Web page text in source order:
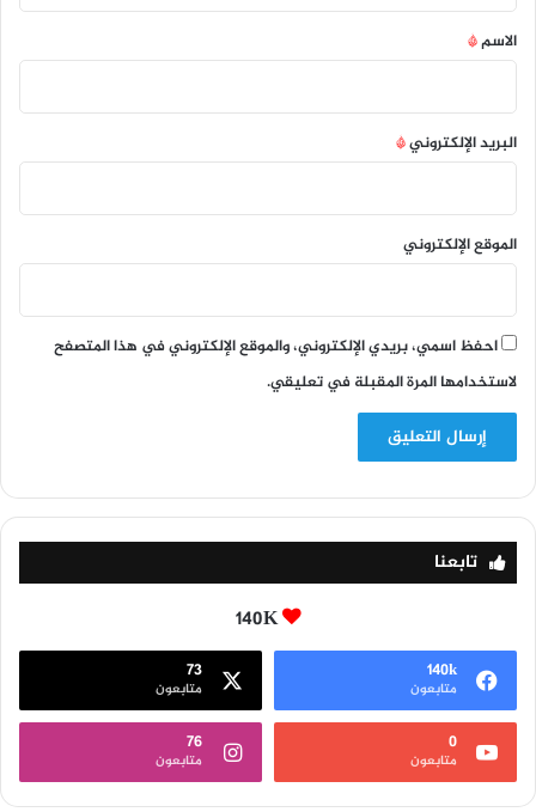
*
الاسم*
البريد الإلكتروني*
الموقع الإلكتروني
احفظ اسمي، بريدي الإلكتروني، والموقع الإلكتروني في هذا المتصفح
لاستخدامها المرة المقبلة في تعليقي.
تابعنا
140K
140k
متابعون
73
متابعون
0
متابعون
76
متابعون